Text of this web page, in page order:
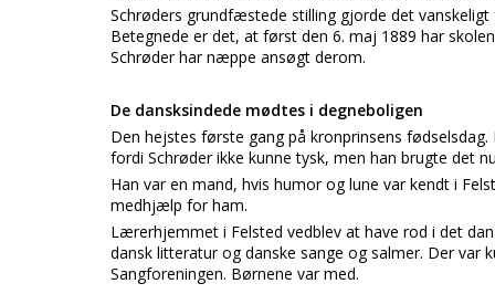
Schrøders grundfæstede stilling gjorde det
Betegnede er det, at først den 6. maj 1889 har
Schrøder har næppe ansøgt derom.
De dansksindede mødtes i degneboligen
Den hejstes første gang på kronprinsens
fordi Schrøder ikke kunne tysk, men han brugte det
Han var en mand, hvis humor og lune var kendt i
medhjælp for ham.
Lærerhjemmet i Felsted vedblev at have rod i det
dansk litteratur og danske sange og salmer. Der var
Sangforeningen. Børnene var med.